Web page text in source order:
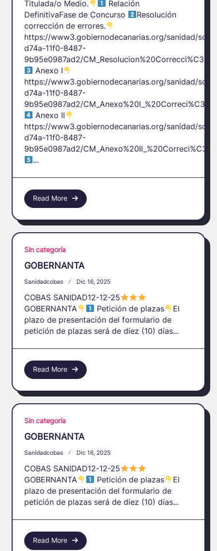
Titulada/o Medio.
Relación
DefinitivaFase de Concurso
Resolución
corrección de errores.
https://www3.gobiernodecanarias.org/sanidad/
d74a-11f0-8487-
9b95e0987ad2/
Anexo I
https://www3.gobiernodecanarias.org/sanidad/scs/
d74a-11f0-8487-
9b95e0987ad2/
Anexo II
https://www3.gobiernodecanarias.org/sanidad/scs/
d74a-11f0-8487-
9b95e0987ad2/
...
Read More
Sin categoría
GOBERNANTA
Sanidadcobas Dic 16, 2025
COBAS SANIDAD12-12-25
GOBERNANTA
Petición de plazas
El
plazo de presentación del formulario de
petición de plazas será de diez (10) días...
Read More
Sin categoría
GOBERNANTA
Sanidadcobas Dic 16, 2025
COBAS SANIDAD12-12-25
GOBERNANTA
Petición de plazas
El
plazo de presentación del formulario de
petición de plazas será de diez (10) días...
Read More